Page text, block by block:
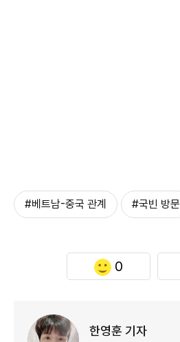
#베트남-중국 관계 #국빈 방문
0
한영훈 기자